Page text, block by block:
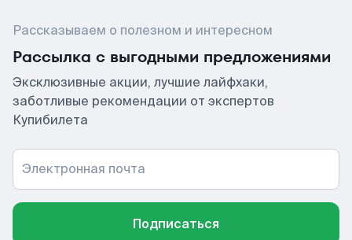
Рассказываем о полезном и интересном
Рассылка с выгодными предложениями
Эксклюзивные акции, лучшие лайфхаки,
заботливые рекомендации от экспертов
Купибилета
Электронная почта
Подписаться